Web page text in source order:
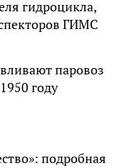
гидроцикла,
ГИМС
паровоз
году
подробная